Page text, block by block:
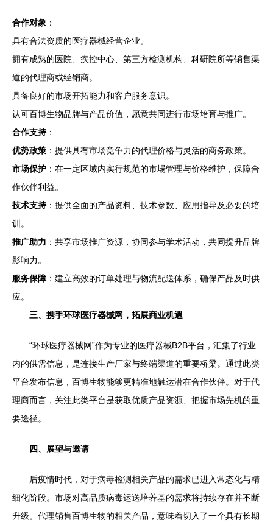
合作对象 ：
具有合法资质的医疗器械经营企业。
拥有成熟的医院、疾控中心、第三方检测机构、科研院所等销售渠
道的代理商或经销商。
具备良好的市场开拓能力和客户服务意识。
认可百博生物品牌与产品价值，愿意共同进行市场培育与推广。
合作支持：
优势政策 ：提供具有市场竞争力的代理价格与灵活的商务政策。
市场保护 ：在一定区域内实行规范的市場管理与价格维护，保障合
作伙伴利益。
技术支持：提供全面的产品资料、技术参数、应用指导及必要的培
训。
推广助力 ：共享市场推广资源，协同参与学术活动，共同提升品牌
影响力。
服务保障 ：建立高效的订单处理与物流配送体系，确保产品及时供
应。
三、携手环球医疗器械网，拓展商业机遇
“环球医疗器械网”作为专业的医疗器械B2B平台，汇集了行业
内的供需信息，是连接生产厂家与终端渠道的重要桥梁。通过此类
平台发布信息，百博生物能够更精准地触达潜在合作伙伴。对于代
理商而言，关注此类平台是获取优质产品资源、把握市场先机的重
要途径。
四、展望与邀请
后疫情时代，对于病毒检测相关产品的需求已进入常态化与精
细化阶段。市场对高品质病毒运送培养基的需求将持续存在并不断
升级。代理销售百博生物的相关产品，意味着切入了一个具有长期